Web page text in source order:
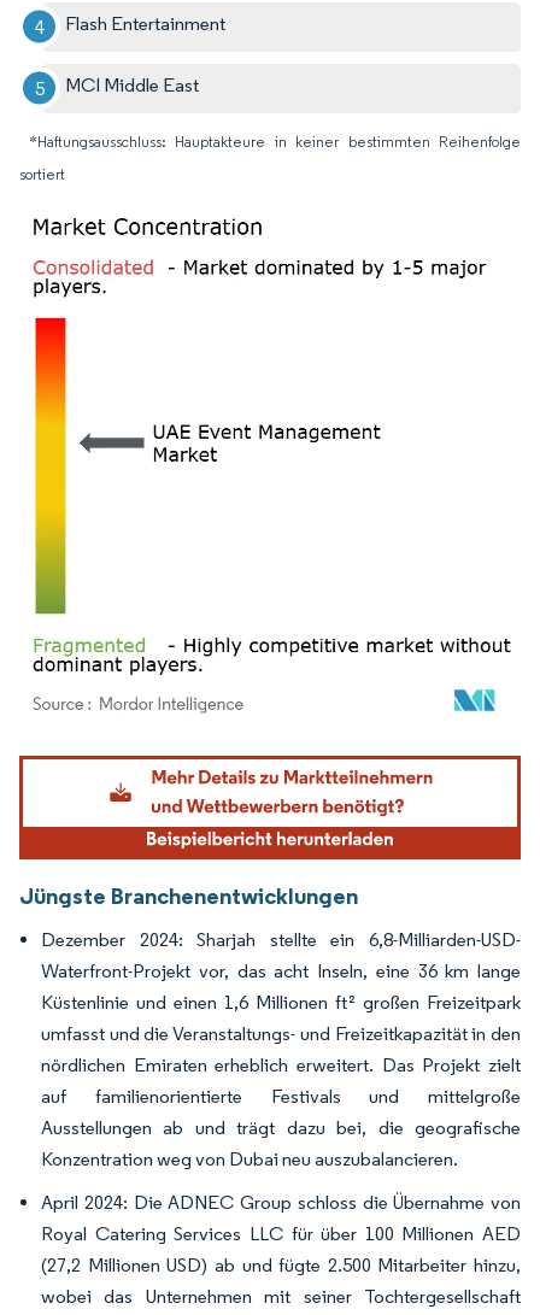
Flash Entertainment
MCI Middle East
*Haftungsausschluss: Hauptakteure in keiner bestimmten Reihenfolge
sortiert
Bild © Mordor Intelligence. Wiederverwendung erfordert Namensnennung gemäß
Jüngste Branchenentwicklungen
Dezember 2024: Sharjah stellte ein 6,8-Milliarden-USD-
Waterfront-Projekt vor, das acht Inseln, eine 36 km lange
Küstenlinie und einen 1,6 Millionen ft² großen Freizeitpark
umfasst und die Veranstaltungs- und Freizeitkapazität in den
nördlichen Emiraten erheblich erweitert. Das Projekt zielt
auf familienorientierte Festivals und mittelgroße
Ausstellungen ab und trägt dazu bei, die geografische
Konzentration weg von Dubai neu auszubalancieren.
April 2024: Die ADNEC Group schloss die Übernahme von
Royal Catering Services LLC für über 100 Millionen AED
(27,2 Millionen USD) ab und fügte 2.500 Mitarbeiter hinzu,
wobei das Unternehmen mit seiner Tochtergesellschaft